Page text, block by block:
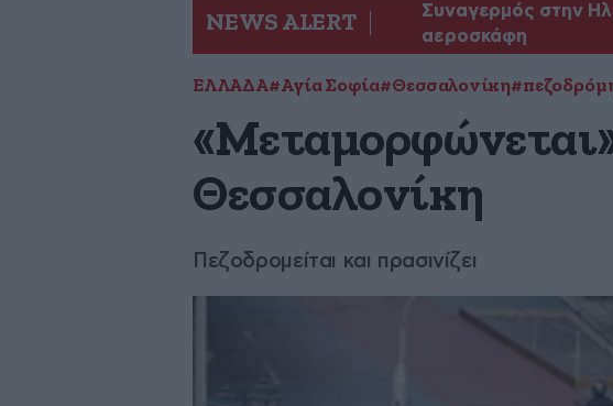
NEWS ALERT
Συναγερμός στην
αεροσκάφη
ΕΛΛΑΔΑ#Αγία Σοφία#Θεσσαλονίκη
Θεσσαλονίκη
Πεζοδρομείται και πρασινίζει